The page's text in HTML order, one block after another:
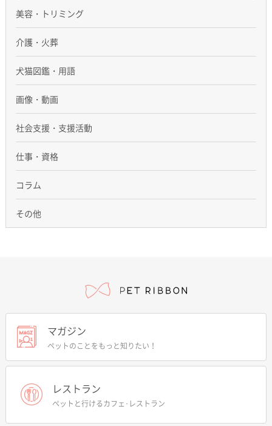
美容・トリミング
介護・火葬
犬猫図鑑・用語
画像・動画
社会支援・支援活動
仕事・資格
コラム
その他
マガジン
ペットのことをもっと知りたい！
レストラン
ペットと行けるカフェ･レストラン